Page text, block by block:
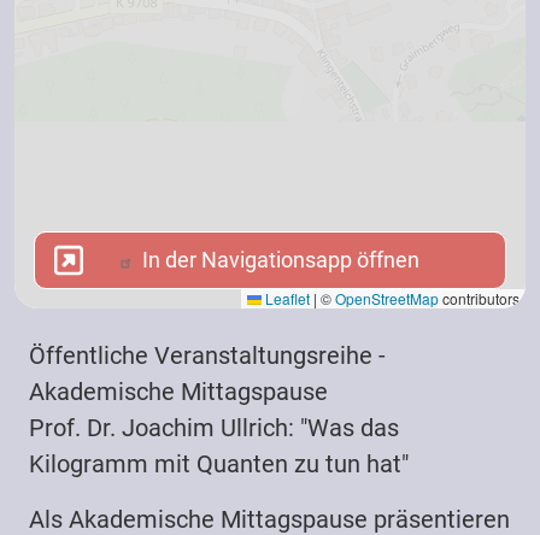
Leaflet | ©OpenStreetMapcontributors
In der Navigationsapp öffnen
In der Navigationsapp öffnen
Öffentliche Veranstaltungsreihe -
Akademische Mittagspause
Prof. Dr. Joachim Ullrich: "Was das
Kilogramm mit Quanten zu tun hat"
Als Akademische Mittagspause präsentieren